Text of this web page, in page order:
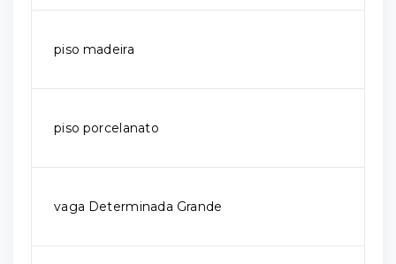
piso madeira
piso porcelanato
vaga Determinada Grande